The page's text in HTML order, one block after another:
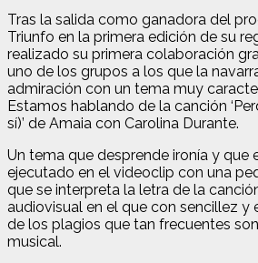
Tras la salida como ganadora del
Triunfo en la primera edición de su
realizado su primera colaboración
uno de los grupos a los que la
admiración con un tema muy
Estamos hablando de la canción
sí)’ de Amaia con Carolina Durante.
Un tema que desprende ironía y que
ejecutado en el videoclip con una
que se interpreta la letra de la
audiovisual en el que con sencillez y
de los plagios que tan frecuentes
musical.